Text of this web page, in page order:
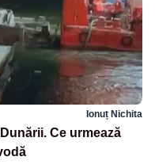
Ionuț Nichita
Ce urmează